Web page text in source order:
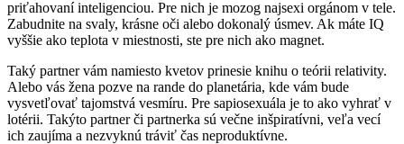
priťahovaní inteligenciou. Pre nich je mozog najsexi orgánom v tele.
Zabudnite na svaly, krásne oči alebo dokonalý úsmev. Ak máte IQ
vyššie ako teplota v miestnosti, ste pre nich ako magnet.
Taký partner vám namiesto kvetov prinesie knihu o teórii relativity.
Alebo vás žena pozve na rande do planetária, kde vám bude
vysvetľovať tajomstvá vesmíru. Pre sapiosexuála je to ako vyhrať v
lotérii. Takýto partner či partnerka sú večne inšpiratívni, veľa vecí
ich zaujíma a nezvyknú tráviť čas neproduktívne.